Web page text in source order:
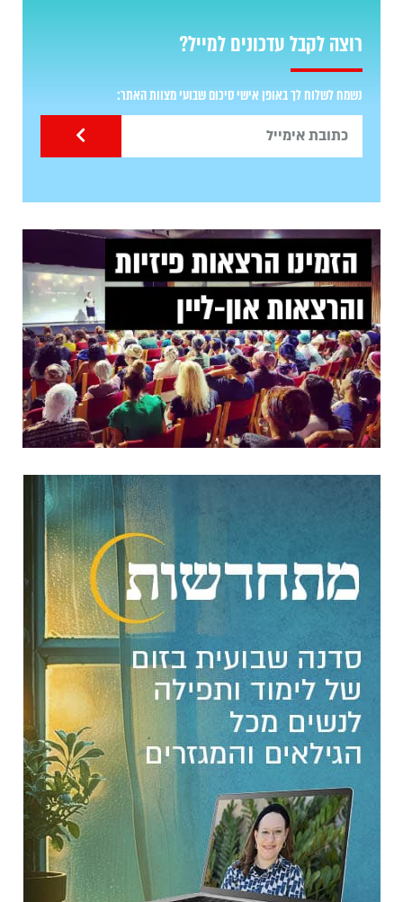
רוצה לקבל עדכונים למייל?
נשמח לשלוח לך באופן אישי סיכום שבועי מצוות האתר: